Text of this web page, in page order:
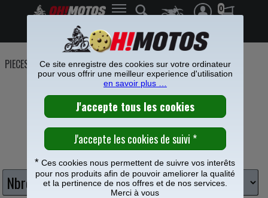
0
Frais de port offerts à partir de 49€
PIECES MOTO>Transmission>Chaine>Chaine DID
CHAINE DID CROSS
Choisissez votre nombre de maillons
Ce site enregistre des cookies sur votre ordinateur
pour vous offrir une meilleur experience d'utilisation
en savoir plus …
* Ces cookies nous permettent de suivre vos interêts
pour nos produits afin de pouvoir ameliorer la qualité
et la pertinence de nos offres et de nos services.
Merci à vous